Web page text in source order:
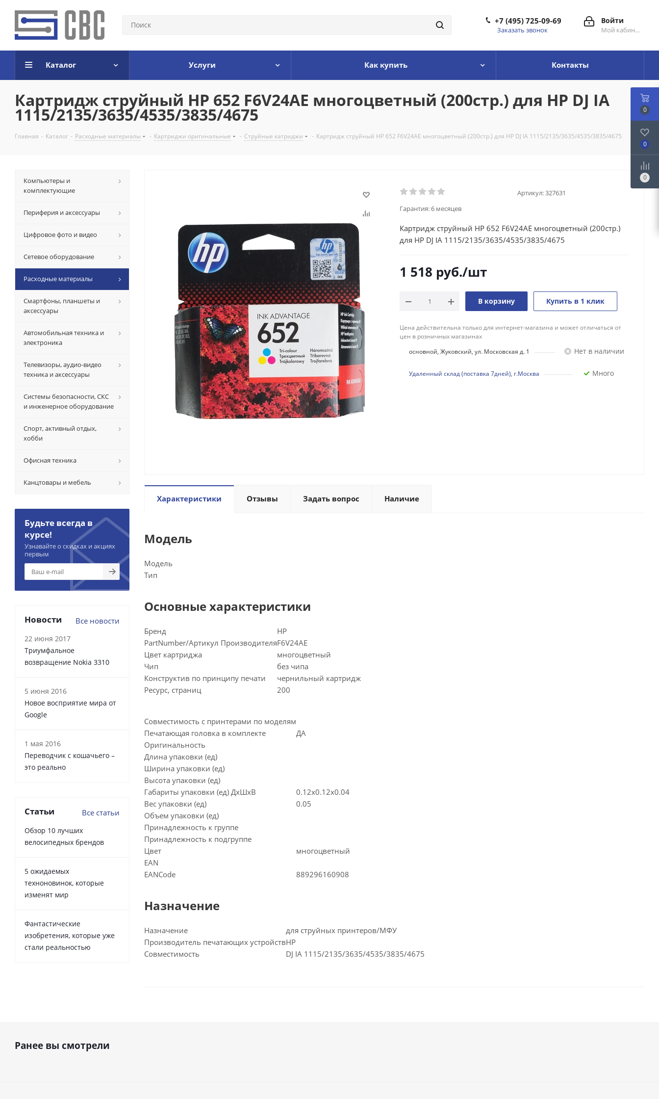
Войти
Мой кабинет
+7 (495) 725-09-69
Заказать звонок
Каталог Услуги Как купить Контакты
Картридж струйный HP 652 F6V24AE многоцветный (200стр.) для HP DJ IA
1115/2135/3635/4535/3835/4675
Главная - Каталог - Расходные материалы - Картриджи оригинальные - Струйные катриджи - Картридж струйный HP 652 F6V24AE многоцветный (200стр.) для HP DJ IA 1115/2135/3635/4535/3835/4675
Артикул:327631
Гарантия:6 месяцев
Картридж струйный HP 652 F6V24AE многоцветный (200стр.)
для HP DJ IA 1115/2135/3635/4535/3835/4675
1 518 руб./шт
В корзину Купить в 1 клик
Цена действительна только для интернет-магазина и может отличаться от
цен в розничных магазинах
основной, Жуковский, ул. Московская д. 1
Нет в наличии
Удаленный склад (поставка 7дней), г.Москва Много
Характеристики Отзывы Задать вопрос Наличие
Модель
Модель
Тип
Основные характеристики
Бренд
HP
PartNumber/Артикул ПроизводителяF6V24AE
Цвет картриджа
многоцветный
Чип
без чипа
Конструктив по принципу печати
чернильный картридж
Ресурс, страниц
200
Совместимость с принтерами по моделям
Печатающая головка в комплекте
ДА
Оригинальность
Длина упаковки (ед)
Ширина упаковки (ед)
Высота упаковки (ед)
Габариты упаковки (ед) ДхШхВ
0.12x0.12x0.04
Вес упаковки (ед)
0.05
Объем упаковки (ед)
Принадлежность к группе
Принадлежность к подгруппе
Цвет
многоцветный
EAN
EANCode
889296160908
Назначение
Назначение
для струйных принтеров/МФУ
Производитель печатающих устройствHP
Совместимость
DJ IA 1115/2135/3635/4535/3835/4675
Компьютеры и
комплектующие
Периферия и аксессуары
Цифровое фото и видео
Сетевое оборудование
Расходные материалы
Смартфоны, планшеты и
аксессуары
Автомобильная техника и
электроника
Телевизоры, аудио-видео
техника и аксессуары
Системы безопасности, СКС
и инженерное оборудование
Спорт, активный отдых,
хобби
Офисная техника
Канцтовары и мебель
Будьте всегда в
курсе!
Узнавайте о скидках и акциях
первым
Новости Все новости
22 июня 2017
Триумфальное
возвращение Nokia 3310
5 июня 2016
Новое восприятие мира от
Google
1 мая 2016
Переводчик с кошачьего –
это реально
Статьи Все статьи
Обзор 10 лучших
велосипедных брендов
5 ожидаемых
техноновинок, которые
изменят мир
Фантастические
изобретения, которые уже
стали реальностью
Ранее вы смотрели
0
0
0